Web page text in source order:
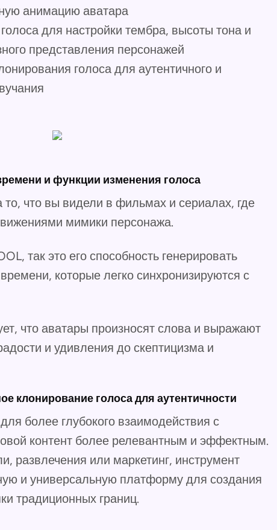
анимацию аватара
для настройки тембра, высоты тона и
представления персонажей
голоса для аутентичного и
и функции изменения голоса
что вы видели в фильмах и сериалах, где
мимики персонажа.
так это его способность генерировать
которые легко синхронизируются с
что аватары произносят слова и выражают
и удивления до скептицизма и
клонирование голоса для аутентичности
более глубокого взаимодействия с
контент более релевантным и эффектным.
развлечения или маркетинг, инструмент
и универсальную платформу для создания
традиционных границ.